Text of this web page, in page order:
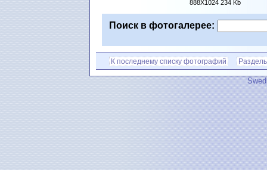
888X1024 234 Kb
Поиск в фотогалерее:
К последнему списку фотографий